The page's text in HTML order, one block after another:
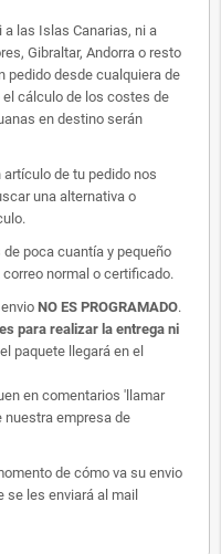
a las Islas Canarias, ni a
Gibraltar, Andorra o resto
pedido desde cualquiera de
cálculo de los costes de
en destino serán
de tu pedido nos
una alternativa o
poca cuantía y pequeño
normal o certificado.
NO ES PROGRAMADO.
para realizar la entrega ni
paquete llegará en el
en comentarios 'llamar
nuestra empresa de
de cómo va su envio
se les enviará al mail